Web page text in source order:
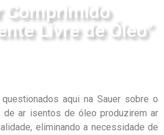
Comprimido
Livre de Óleo”
aqui na Sauer sobre o
ar isentos de óleo produzirem ar
eliminando a necessidade de